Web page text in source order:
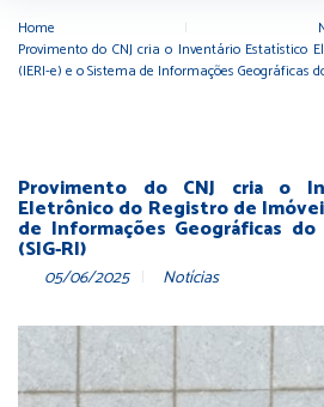
Home
Provimento do CNJ cria o Inventário Estatístico
(IERI-e) e o Sistema de Informações Geográficas
Provimento do CNJ cria o
Eletrônico do Registro de
de Informações Geográficas
(SIG-RI)
05/06/2025 Notícias